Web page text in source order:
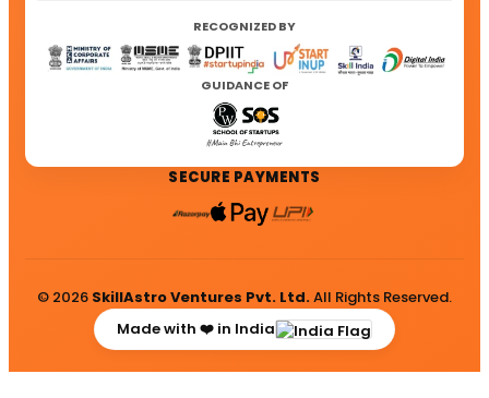
RECOGNIZED BY
GUIDANCE OF
SECURE PAYMENTS
© 2026 SkillAstro Ventures Pvt. Ltd.All Rights Reserved.
Made with ❤️ in India